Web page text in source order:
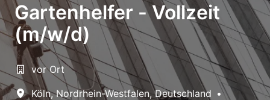
Gartenhelfer - Vollzeit
(m/w/d)
vor Ort
Köln, Nordrhein-Westfalen, Deutschland •